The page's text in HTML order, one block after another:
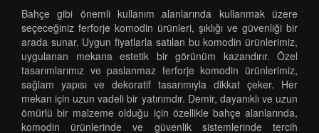
Bahçe gibi önemli kullanım alanlarında kullanmak üzere
seçeceğiniz ferforje komodin ürünleri, şıklığı ve güvenliği bir
arada sunar. Uygun fiyatlarla satılan bu komodin ürünlerimiz,
uygulanan mekana estetik bir görünüm kazandırır. Özel
tasarımlarımız ve paslanmaz ferforje komodin ürünlerimiz,
sağlam yapısı ve dekoratif tasarımıyla dikkat çeker. Her
mekan için uzun vadeli bir yatırımdır. Demir, dayanıklı ve uzun
ömürlü bir malzeme olduğu için özellikle bahçe alanlarında,
komodin ürünlerinde ve güvenlik sistemlerinde tercih